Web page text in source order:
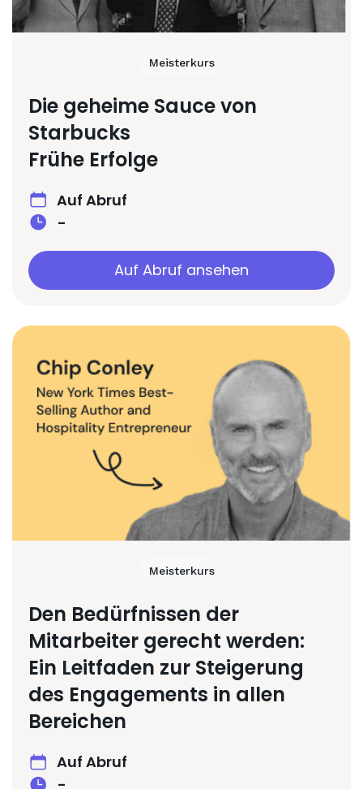
Meisterkurs
Die geheime Sauce von
Starbucks
Frühe Erfolge
Auf Abruf
-
Auf Abruf ansehen
Meisterkurs
Den Bedürfnissen der
Mitarbeiter gerecht werden:
Ein Leitfaden zur Steigerung
des Engagements in allen
Bereichen
Auf Abruf
-